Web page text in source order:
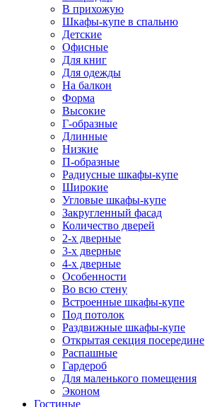
В прихожую
Шкафы-купе в спальню
Детские
Офисные
Для книг
Для одежды
На балкон
Форма
Высокие
Г-образные
Длинные
Низкие
П-образные
Радиусные шкафы-купе
Широкие
Угловые шкафы-купе
Закругленный фасад
Количество дверей
2-х дверные
3-х дверные
4-х дверные
Особенности
Во всю стену
Встроенные шкафы-купе
Под потолок
Раздвижные шкафы-купе
Открытая секция посередине
Распашные
Гардероб
Для маленького помещения
Эконом
Гостиные